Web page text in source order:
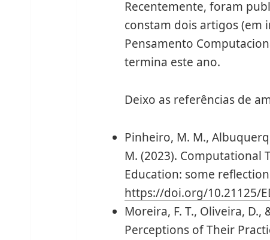
Recentemente, foram
constam dois artigos (em
Pensamento
termina este ano.
Deixo as referências de
Pinheiro, M. M.,
M. (2023). Computational
Education: some
https://doi.org/10.21125/
Moreira, F. T., Oliveira, D.,
Perceptions of Their